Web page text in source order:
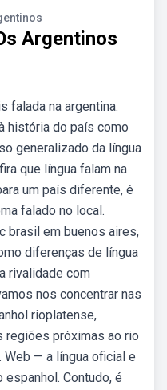
Argentinos
falada na argentina.
história do país como
generalizado da língua
que língua falam na
um país diferente, é
falado no local.
brasil em buenos aires,
diferenças de língua
rivalidade com
nos concentrar nas
rioplatense,
regiões próximas ao rio
Web — a língua oficial e
Contudo, é